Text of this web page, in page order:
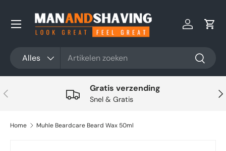
Ga naar inhoud
Alles Zoeken
Inloggen
Vorige Gratis verzending
Snel & Gratis
Home Muhle Beardcare Beard Wax 50ml